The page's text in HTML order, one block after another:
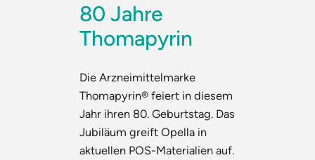
80 Jahre
Thomapyrin
Die Arzneimittelmarke
Thomapyrin® feiert in diesem
Jahr ihren 80. Geburtstag. Das
Jubiläum greift Opella in
aktuellen POS-Materialien auf.